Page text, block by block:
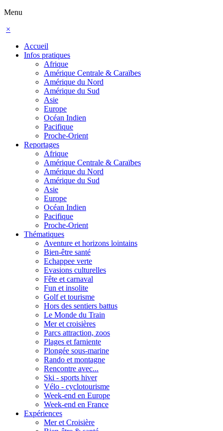
Menu
×
Accueil
Infos pratiques
Afrique
Amérique Centrale & Caraïbes
Amérique du Nord
Amérique du Sud
Asie
Europe
Océan Indien
Pacifique
Proche-Orient
Reportages
Afrique
Amérique Centrale & Caraïbes
Amérique du Nord
Amérique du Sud
Asie
Europe
Océan Indien
Pacifique
Proche-Orient
Thématiques
Aventure et horizons lointains
Bien-être santé
Echappee verte
Evasions culturelles
Fête et carnaval
Fun et insolite
Golf et tourisme
Hors des sentiers battus
Le Monde du Train
Mer et croisières
Parcs attraction, zoos
Plages et farniente
Plongée sous-marine
Rando et montagne
Rencontre avec...
Ski - sports hiver
Vélo - cyclotourisme
Week-end en Europe
Week-end en France
Expériences
Mer et Croisière